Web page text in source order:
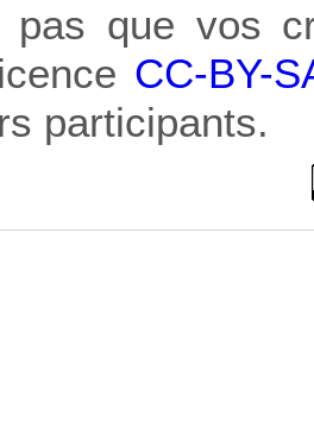
pas que vos
CC-BY-
participants.